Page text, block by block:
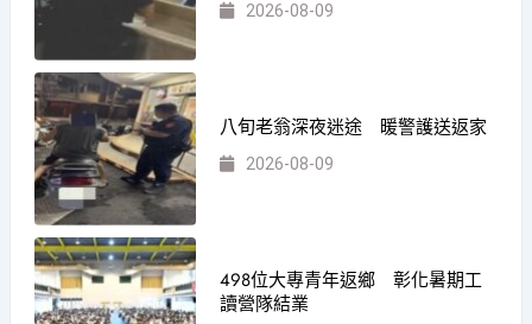
2026-08-09
八旬老翁深夜迷途 暖警護送返家
2026-08-09
498位大專青年返鄉 彰化暑期工
讀營隊結業